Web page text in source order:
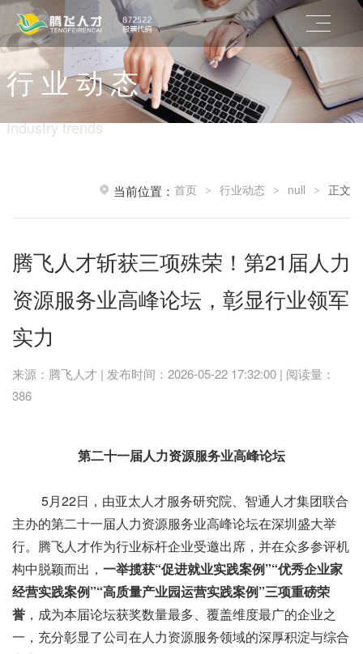
行 业 动 态
Industry trends
当前位置： 首页 > 行业动态 > null > 正文
腾飞人才斩获三项殊荣！第21届人力
资源服务业高峰论坛，彰显行业领军
实力
来源：腾飞人才 | 发布时间：2026-05-22 17:32:00 | 阅读量：
386
第二十一届人力资源服务业高峰论坛
5月22日，由亚太人才服务研究院、智通人才集团联合
主办的第二十一届人力资源服务业高峰论坛在深圳盛大举
行。腾飞人才作为行业标杆企业受邀出席，并在众多参评机
构中脱颖而出， 一举揽获“促进就业实践案例”“优秀企业家
经营实践案例”“高质量产业园运营实践案例”三项重磅荣
誉 ，成为本届论坛获奖数量最多、覆盖维度最广的企业之
一，充分彰显了公司在人力资源服务领域的深厚积淀与综合